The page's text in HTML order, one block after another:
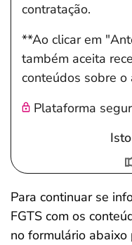
contratação.
**Ao clicar em
também aceita
conteúdos sobre o
Plataforma
Para continuar se
FGTS com os
no formulário abaixo